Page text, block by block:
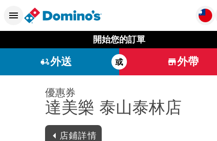
開始您的訂單
外送 或 外帶
優惠券
達美樂 泰山泰林店
店鋪詳情